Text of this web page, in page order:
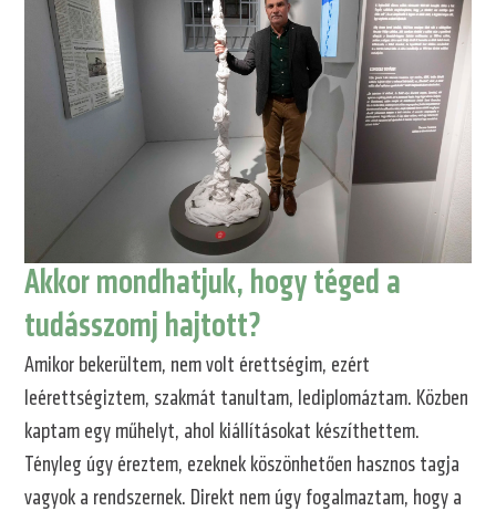
Akkor mondhatjuk, hogy téged a
tudásszomj hajtott?
Amikor bekerültem, nem volt érettségim, ezért
leérettségiztem, szakmát tanultam, lediplomáztam. Közben
kaptam egy műhelyt, ahol kiállításokat készíthettem.
Tényleg úgy éreztem, ezeknek köszönhetően hasznos tagja
vagyok a rendszernek. Direkt nem úgy fogalmaztam, hogy a